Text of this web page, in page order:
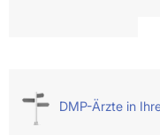
DMP-Ärzte in